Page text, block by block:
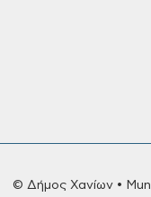
© Δήμος Χανίων •